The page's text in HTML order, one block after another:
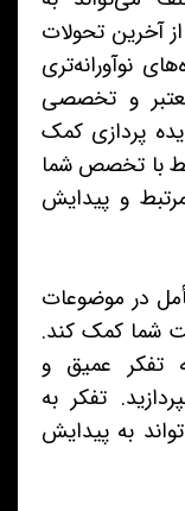
آخرین تحولات
نوآورانه‌تری
و تخصصی
پردازی کمک
با تخصص شما
و پیدایش
در موضوعات
شما کمک کند.
تفکر عمیق و
تفکر به
به پیدایش